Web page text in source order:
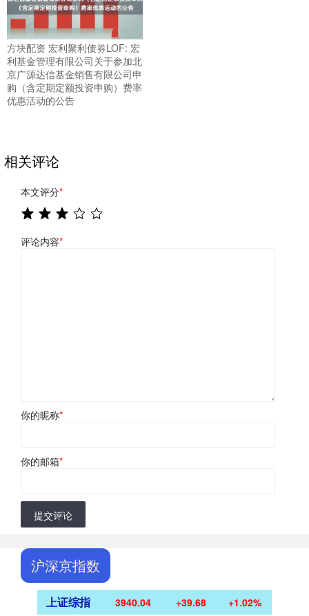
方块配资 宏利聚利债券LOF: 宏
利基金管理有限公司关于参加北
京广源达信基金销售有限公司申
购（含定期定额投资申购）费率
优惠活动的公告
相关评论
本文评分*
评论内容*
你的昵称*
你的邮箱*
提交评论
沪深京指数
上证综指 3940.04 +39.68 +1.02%